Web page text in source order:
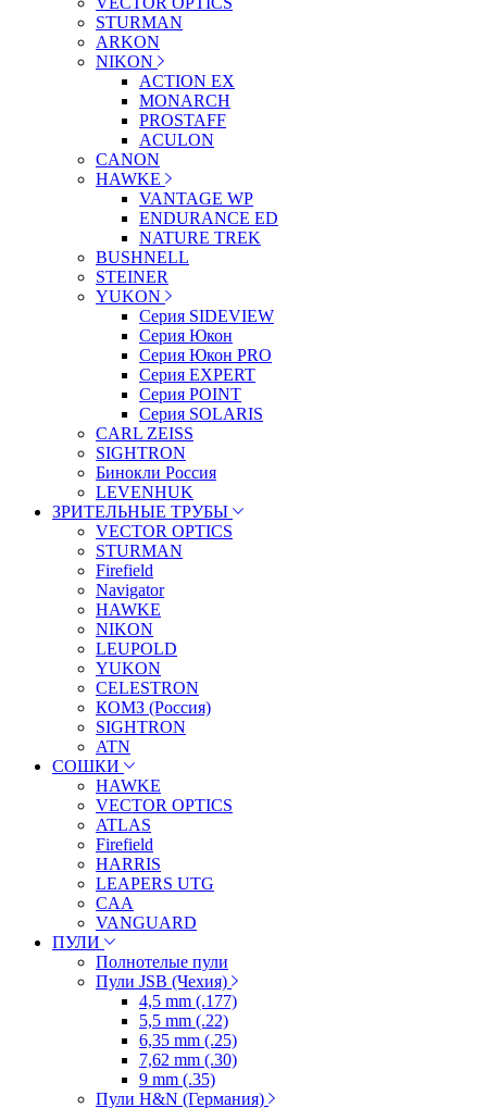
STURMAN
ARKON
NIKON
ACTION EX
MONARCH
PROSTAFF
ACULON
CANON
HAWKE
VANTAGE WP
ENDURANCE ED
NATURE TREK
BUSHNELL
STEINER
YUKON
Серия SIDEVIEW
Серия Юкон
Серия Юкон PRO
Серия EXPERT
Серия POINT
Серия SOLARIS
CARL ZEISS
SIGHTRON
Бинокли Россия
LEVENHUK
ЗРИТЕЛЬНЫЕ ТРУБЫ
VECTOR OPTICS
STURMAN
Firefield
Navigator
HAWKE
NIKON
LEUPOLD
YUKON
CELESTRON
КОМЗ (Россия)
SIGHTRON
ATN
СОШКИ
HAWKE
VECTOR OPTICS
ATLAS
Firefield
HARRIS
LEAPERS UTG
CAA
VANGUARD
ПУЛИ
Полнотелые пули
Пули JSB (Чехия)
4,5 mm (.177)
5,5 mm (.22)
6,35 mm (.25)
7,62 mm (.30)
9 mm (.35)
Пули H&N (Германия)